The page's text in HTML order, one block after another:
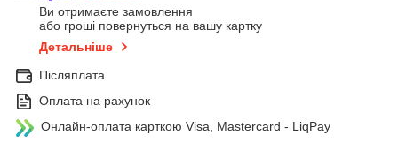
Ви отримаєте замовлення
або гроші повернуться на вашу картку
Детальніше
Післяплата
Оплата на рахунок
Онлайн-оплата карткою Visa, Mastercard - LiqPay